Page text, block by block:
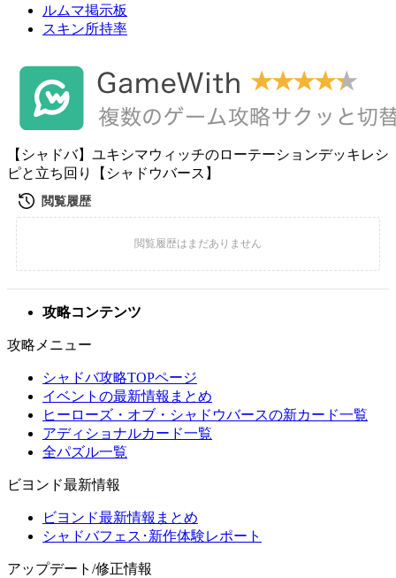
ルムマ掲示板
スキン所持率
【シャドバ】ユキシマウィッチのローテーションデッキレシ
ピと立ち回り【シャドウバース】
攻略コンテンツ
攻略メニュー
シャドバ攻略TOPページ
イベントの最新情報まとめ
ヒーローズ・オブ・シャドウバースの新カード一覧
アディショナルカード一覧
全パズル一覧
ビヨンド最新情報
ビヨンド最新情報まとめ
シャドバフェス･新作体験レポート
アップデート/修正情報